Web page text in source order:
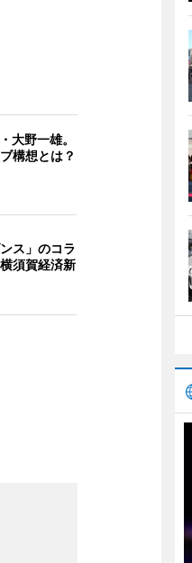
大野一雄。
構想とは？
ス」のコラ
須賀経済新